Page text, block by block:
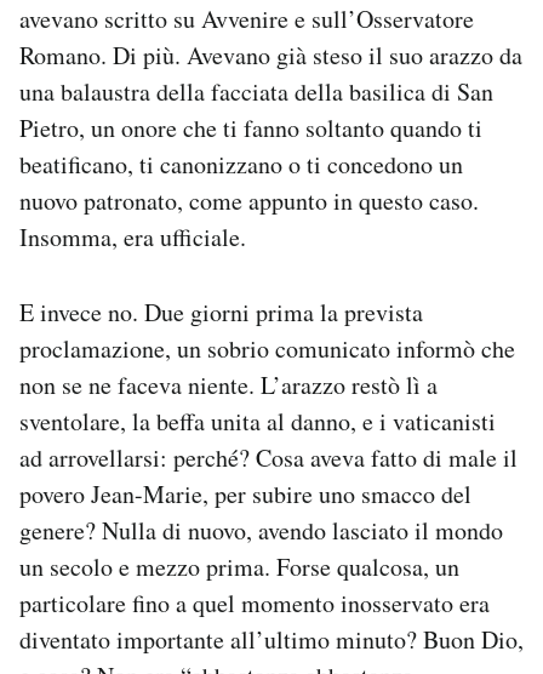
avevano scritto su Avvenire e sull’Osservatore
Romano. Di più. Avevano già steso il suo arazzo da
una balaustra della facciata della basilica di San
Pietro, un onore che ti fanno soltanto quando ti
beatificano, ti canonizzano o ti concedono un
nuovo patronato, come appunto in questo caso.
Insomma, era ufficiale.
E invece no. Due giorni prima la prevista
proclamazione, un sobrio comunicato informò che
non se ne faceva niente. L’arazzo restò lì a
sventolare, la beffa unita al danno, e i vaticanisti
ad arrovellarsi: perché? Cosa aveva fatto di male il
povero Jean-Marie, per subire uno smacco del
genere? Nulla di nuovo, avendo lasciato il mondo
un secolo e mezzo prima. Forse qualcosa, un
particolare fino a quel momento inosservato era
diventato importante all’ultimo minuto? Buon Dio,